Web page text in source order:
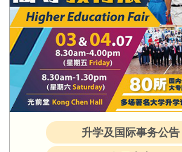
升学及国际事务公告